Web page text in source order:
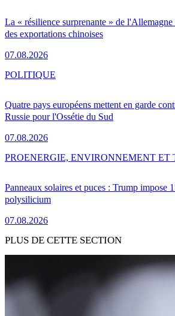
La « résilience surprenante » de l'Allemagne
des exportations chinoises
07.08.2026
Quatre pays européens mettent en garde
Russie pour l'Ossétie du Sud
07.08.2026
POLITIQUE
Panneaux solaires et puces : Trump impose
polysilicium
07.08.2026
PROENERGIE, ENVIRONNEMENT ET
PLUS DE CETTE SECTION